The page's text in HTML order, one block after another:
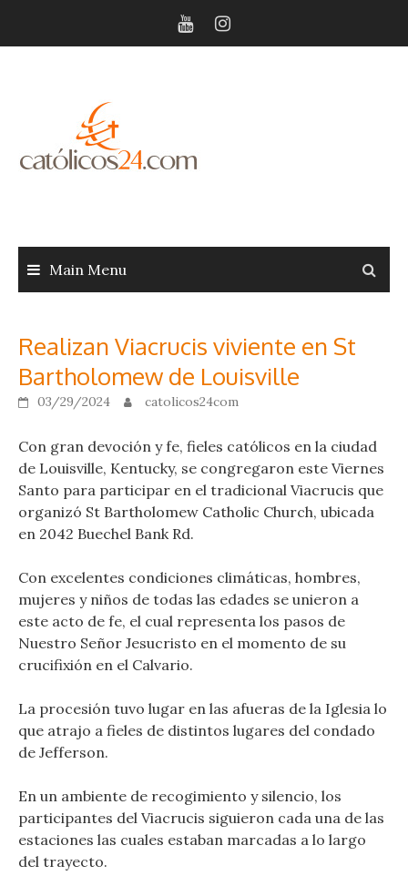
Main Menu
Realizan Viacrucis viviente en St
Bartholomew de Louisville
03/29/2024 catolicos24com
Con gran devoción y fe, fieles católicos en la ciudad
de Louisville, Kentucky, se congregaron este Viernes
Santo para participar en el tradicional Viacrucis que
organizó St Bartholomew Catholic Church, ubicada
en 2042 Buechel Bank Rd.
Con excelentes condiciones climáticas, hombres,
mujeres y niños de todas las edades se unieron a
este acto de fe, el cual representa los pasos de
Nuestro Señor Jesucristo en el momento de su
crucifixión en el Calvario.
La procesión tuvo lugar en las afueras de la Iglesia lo
que atrajo a fieles de distintos lugares del condado
de Jefferson.
En un ambiente de recogimiento y silencio, los
participantes del Viacrucis siguieron cada una de las
estaciones las cuales estaban marcadas a lo largo
del trayecto.